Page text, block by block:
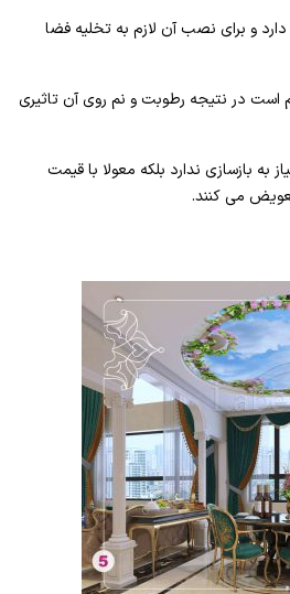
و برای نصب آن لازم به تخلیه فضا
در نتیجه رطوبت و نم روی آن تاثیری
بازسازی ندارد بلکه معولا با قیمت
می کنند.